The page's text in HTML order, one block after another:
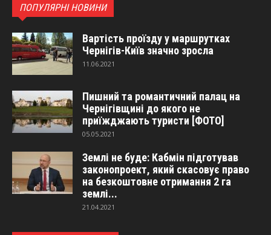
ПОПУЛЯРНІ НОВИНИ
Вартість проїзду у маршрутках
Чернігів-Київ значно зросла
11.06.2021
Пишний та романтичний палац на
Чернігівщині до якого не
приїжджають туристи [ФОТО]
05.05.2021
Землі не буде: Кабмін підготував
законопроект, який скасовує право
на безкоштовне отримання 2 га
землі...
21.04.2021